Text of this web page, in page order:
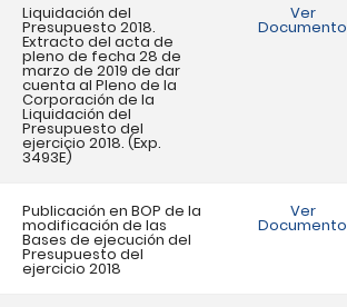
Liquidación del
Presupuesto 2018.
Extracto del acta de
pleno de fecha 28 de
marzo de 2019 de dar
cuenta al Pleno de la
Corporación de la
Liquidación del
Presupuesto del
ejercicio 2018. (Exp.
3493E)
Ver
Documento
Publicación en BOP de la
modificación de las
Bases de ejecución del
Presupuesto del
ejercicio 2018
Ver
Documento